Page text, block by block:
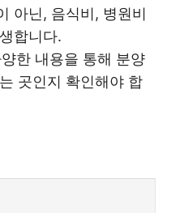
아닌, 음식비, 병원비
합니다.
한 내용을 통해 분양
곳인지 확인해야 합